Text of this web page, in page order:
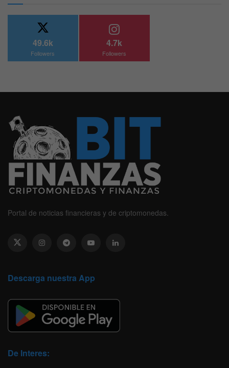
49.6k
Followers
4.7k
Followers
Portal de noticias financieras y de criptomonedas.
Descarga nuestra App
De Interes: